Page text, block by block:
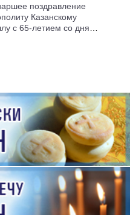
поздравление
Казанскому
с 65-летием со дня